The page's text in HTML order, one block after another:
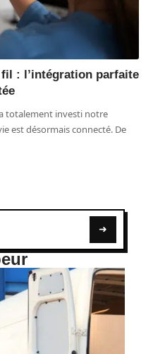
: l’intégration parfaite
totalement investi notre
est désormais connecté. De